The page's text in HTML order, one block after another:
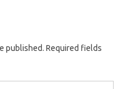
published. Required fields